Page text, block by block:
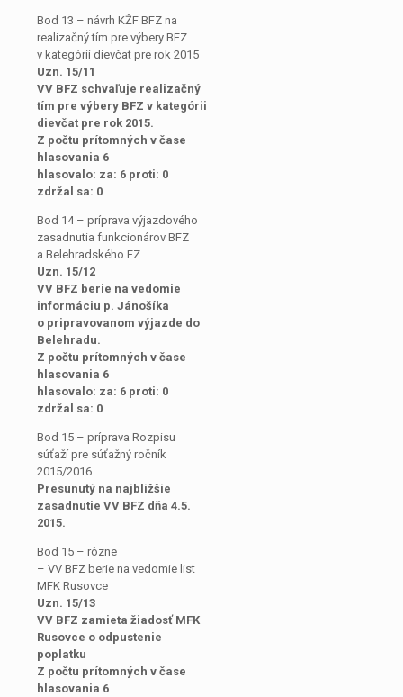
Bod 13 – návrh KŽF BFZ na
realizačný tím pre výbery BFZ
v kategórii dievčat pre rok 2015
Uzn. 15/11
VV BFZ schvaľuje realizačný
tím pre výbery BFZ v kategórii
dievčat pre rok 2015.
Z počtu prítomných v čase
hlasovania 6
hlasovalo: za: 6 proti: 0
zdržal sa: 0
Bod 14 – príprava výjazdového
zasadnutia funkcionárov BFZ
a Belehradského FZ
Uzn. 15/12
VV BFZ berie na vedomie
informáciu p. Jánošíka
o pripravovanom výjazde do
Belehradu.
Z počtu prítomných v čase
hlasovania 6
hlasovalo: za: 6 proti: 0
zdržal sa: 0
Bod 15 – príprava Rozpisu
súťaží pre súťažný ročník
2015/2016
Presunutý na najbližšie
zasadnutie VV BFZ dňa 4.5.
2015.
Bod 15 – rôzne
– VV BFZ berie na vedomie list
MFK Rusovce
Uzn. 15/13
VV BFZ zamieta žiadosť MFK
Rusovce o odpustenie
poplatku
Z počtu prítomných v čase
hlasovania 6